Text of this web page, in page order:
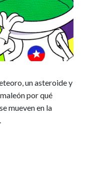
un asteroide y
por qué
mueven en la